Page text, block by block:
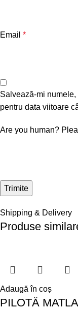
Email *
Salvează-mi
pentru data viitoare
Are you human?
Shipping & Delivery
Produse
Adaugă în coș
PILOTĂ